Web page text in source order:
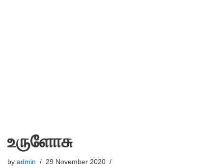
உருளோசு
by admin
29 November 2020